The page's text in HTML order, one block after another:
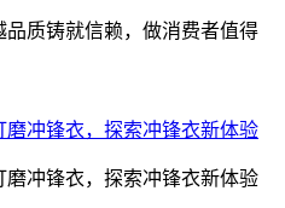
品质铸就信赖，做消费者值得
磨冲锋衣，探索冲锋衣新体验
磨冲锋衣，探索冲锋衣新体验